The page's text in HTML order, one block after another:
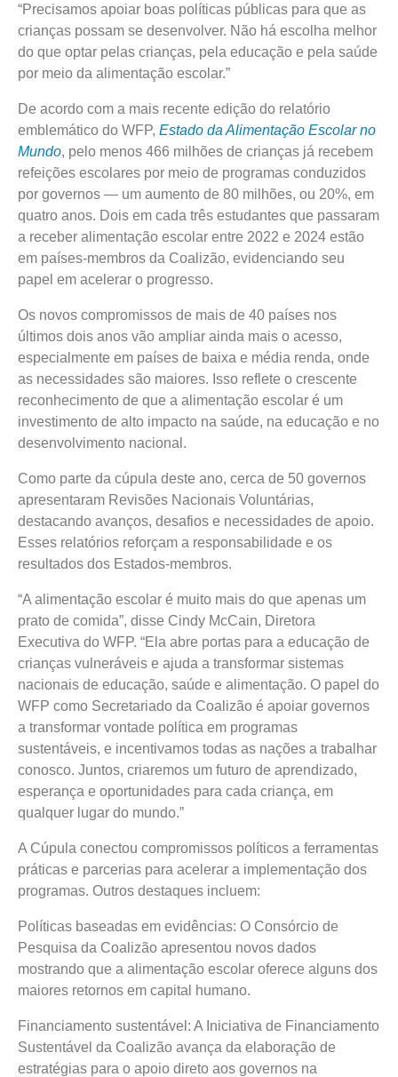
“Precisamos apoiar boas políticas públicas para que as
crianças possam se desenvolver. Não há escolha melhor
do que optar pelas crianças, pela educação e pela saúde
por meio da alimentação escolar.”
De acordo com a mais recente edição do relatório
emblemático do WFP, Estado da Alimentação Escolar no
Mundo, pelo menos 466 milhões de crianças já recebem
refeições escolares por meio de programas conduzidos
por governos — um aumento de 80 milhões, ou 20%, em
quatro anos. Dois em cada três estudantes que passaram
a receber alimentação escolar entre 2022 e 2024 estão
em países-membros da Coalizão, evidenciando seu
papel em acelerar o progresso.
Os novos compromissos de mais de 40 países nos
últimos dois anos vão ampliar ainda mais o acesso,
especialmente em países de baixa e média renda, onde
as necessidades são maiores. Isso reflete o crescente
reconhecimento de que a alimentação escolar é um
investimento de alto impacto na saúde, na educação e no
desenvolvimento nacional.
Como parte da cúpula deste ano, cerca de 50 governos
apresentaram Revisões Nacionais Voluntárias,
destacando avanços, desafios e necessidades de apoio.
Esses relatórios reforçam a responsabilidade e os
resultados dos Estados-membros.
“A alimentação escolar é muito mais do que apenas um
prato de comida”, disse Cindy McCain, Diretora
Executiva do WFP. “Ela abre portas para a educação de
crianças vulneráveis e ajuda a transformar sistemas
nacionais de educação, saúde e alimentação. O papel do
WFP como Secretariado da Coalizão é apoiar governos
a transformar vontade política em programas
sustentáveis, e incentivamos todas as nações a trabalhar
conosco. Juntos, criaremos um futuro de aprendizado,
esperança e oportunidades para cada criança, em
qualquer lugar do mundo.”
A Cúpula conectou compromissos políticos a ferramentas
práticas e parcerias para acelerar a implementação dos
programas. Outros destaques incluem:
Políticas baseadas em evidências: O Consórcio de
Pesquisa da Coalizão apresentou novos dados
mostrando que a alimentação escolar oferece alguns dos
maiores retornos em capital humano.
Financiamento sustentável: A Iniciativa de Financiamento
Sustentável da Coalizão avança da elaboração de
estratégias para o apoio direto aos governos na